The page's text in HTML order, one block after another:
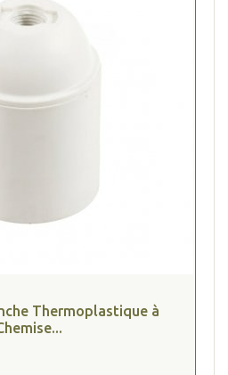
Thermoplastique à